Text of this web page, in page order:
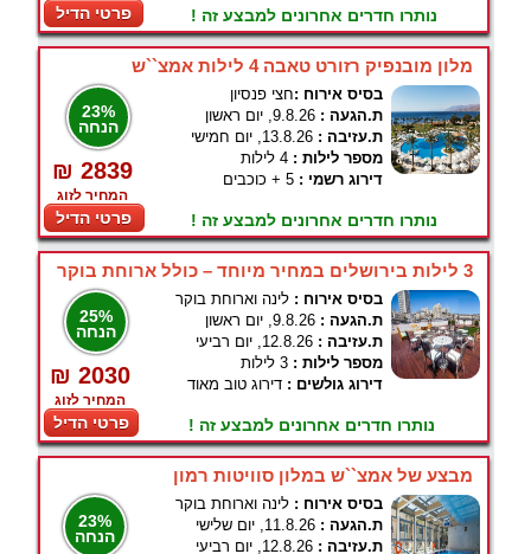
פרטי הדיל נותרו חדרים אחרונים למבצע זה !
מלון מובנפיק רזורט טאבה 4 לילות אמצ``ש
23%
הנחה
₪ 2839
המחיר לזוג
פרטי הדיל
בסיס אירוח :חצי פנסיון
ת.הגעה : 9.8.26, יום ראשון
ת.עזיבה : 13.8.26, יום חמישי
מספר לילות : 4 לילות
דירוג רשמי : 5 + כוכבים
נותרו חדרים אחרונים למבצע זה !
3 לילות בירושלים במחיר מיוחד – כולל ארוחת בוקר
25%
הנחה
₪ 2030
המחיר לזוג
פרטי הדיל
בסיס אירוח : לינה וארוחת בוקר
ת.הגעה : 9.8.26, יום ראשון
ת.עזיבה : 12.8.26, יום רביעי
מספר לילות : 3 לילות
דירוג גולשים : דירוג טוב מאוד
נותרו חדרים אחרונים למבצע זה !
מבצע של אמצ``ש במלון סוויטות רמון
23%
הנחה
בסיס אירוח : לינה וארוחת בוקר
ת.הגעה : 11.8.26, יום שלישי
ת.עזיבה : 12.8.26, יום רביעי